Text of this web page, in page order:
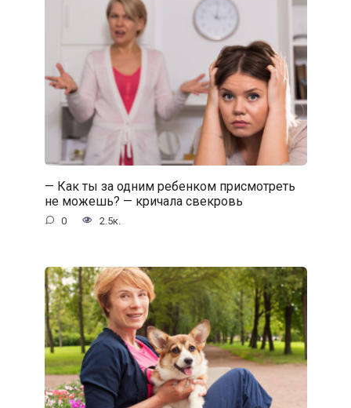
— Как ты за одним ребенком присмотреть
не можешь? — кричала свекровь
0 2.5к.